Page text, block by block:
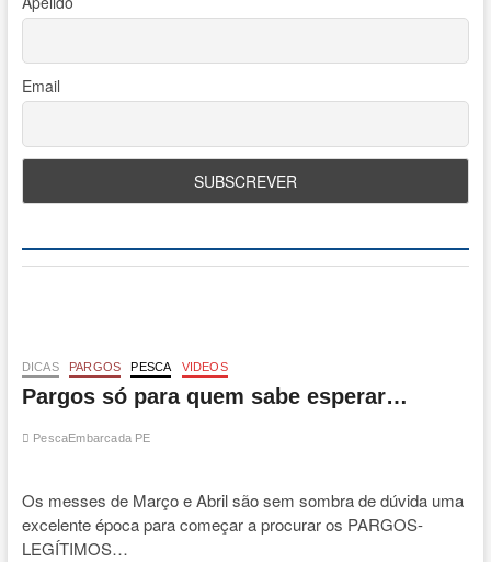
Email
DICAS PARGOS PESCA VIDEOS
Pargos só para quem sabe esperar…
PescaEmbarcada PE
Os messes de Março e Abril são sem sombra de dúvida uma
excelente época para começar a procurar os PARGOS-
LEGÍTIMOS…